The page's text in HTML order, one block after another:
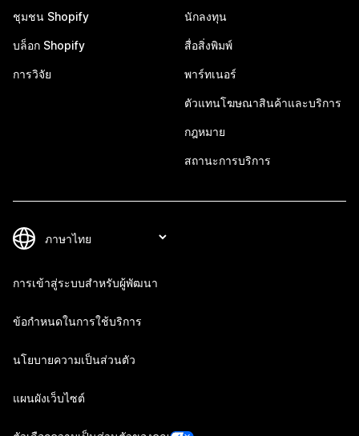
ชุมชน Shopify
บล็อก Shopify
การวิจัย
นักลงทุน
สื่อสิ่งพิมพ์
พาร์ทเนอร์
ตัวแทนโฆษณาสินค้าและบริการ
กฎหมาย
สถานะการบริการ
การเข้าสู่ระบบสำหรับผู้พัฒนา
ข้อกำหนดในการใช้บริการ
นโยบายความเป็นส่วนตัว
แผนผังเว็บไซต์